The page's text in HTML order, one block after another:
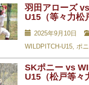
羽田アローズ
U15（等々力松
2025年9月10日
WILDPITCH-U15, ポ
SKポニー vs
U15（松戸等々